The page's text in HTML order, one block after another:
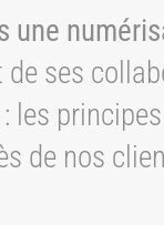
une
de ses
les
de nos